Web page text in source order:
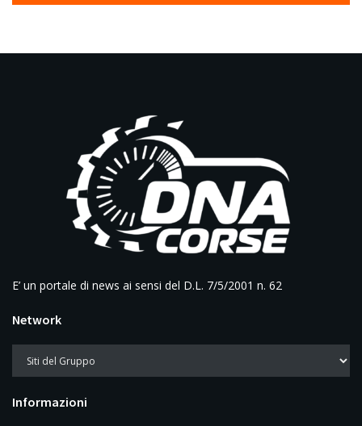
E’ un portale di news ai sensi del D.L. 7/5/2001 n. 62
Network
Informazioni